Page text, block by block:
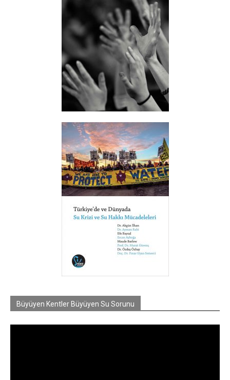
Büyüyen Kentler Büyüyen Su Sorunu